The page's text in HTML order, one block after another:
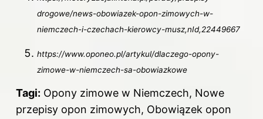
drogowe/news-obowiazek-opon-zimowych-w-
niemczech-i-czechach-kierowcy-musz,nId,22449667
https://www.oponeo.pl/artykul/dlaczego-opony-
zimowe-w-niemczech-sa-obowiazkowe
Tagi: Opony zimowe w Niemczech, Nowe
przepisy opon zimowych, Obowiązek opon